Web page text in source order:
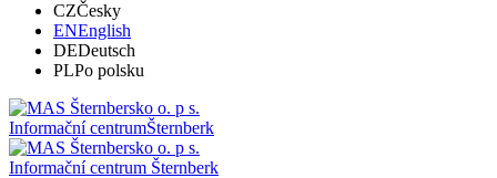
CZČesky
ENEnglish
DEDeutsch
PLPo polsku
Informační centrumŠternberk
Informační centrum Šternberk